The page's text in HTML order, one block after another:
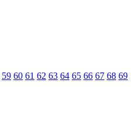
59 60 61 62 63 64 65 66 67 68 69